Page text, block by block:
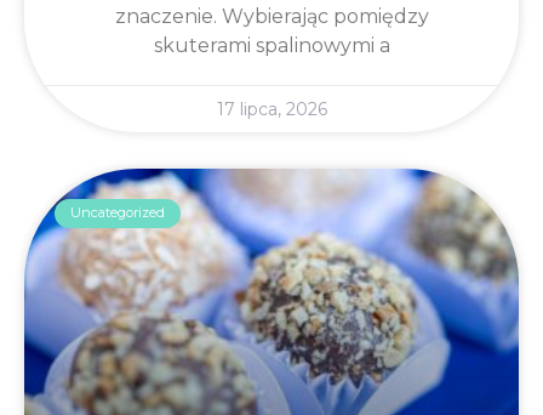
znaczenie. Wybierając pomiędzy
skuterami spalinowymi a
17 lipca, 2026
Uncategorized